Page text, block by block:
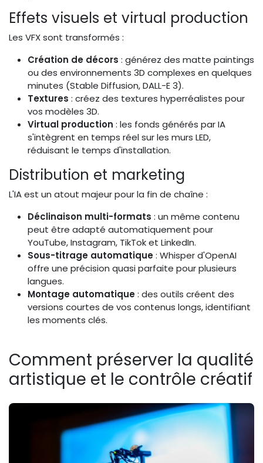
Effets visuels et virtual production
Les VFX sont transformés :
Création de décors : générez des matte paintings
ou des environnements 3D complexes en quelques
minutes (Stable Diffusion, DALL-E 3).
Textures : créez des textures hyperréalistes pour
vos modèles 3D.
Virtual production : les fonds générés par IA
s'intègrent en temps réel sur les murs LED,
réduisant le temps d'installation.
Distribution et marketing
L'IA est un atout majeur pour la fin de chaîne :
Déclinaison multi-formats : un même contenu
peut être adapté automatiquement pour
YouTube, Instagram, TikTok et LinkedIn.
Sous-titrage automatique: Whisper d'OpenAI
offre une précision quasi parfaite pour plusieurs
langues.
Montage automatique: des outils créent des
versions courtes de vos contenus longs, identifiant
les moments clés.
Comment préserver la qualité
artistique et le contrôle créatif